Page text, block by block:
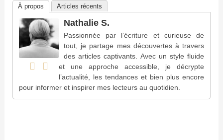
À propos Articles récents
Nathalie S.
Passionnée par l’écriture et curieuse de
tout, je partage mes découvertes à travers
des articles captivants. Avec un style fluide
et une approche accessible, je décrypte
l’actualité, les tendances et bien plus encore
pour informer et inspirer mes lecteurs au quotidien.